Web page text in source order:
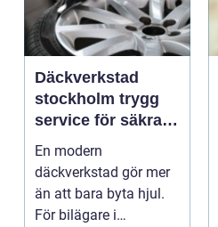
Däckverkstad
stockholm trygg
service för säkra
mil året runt
En modern
däckverkstad gör mer
än att bara byta hjul.
För bilägare i